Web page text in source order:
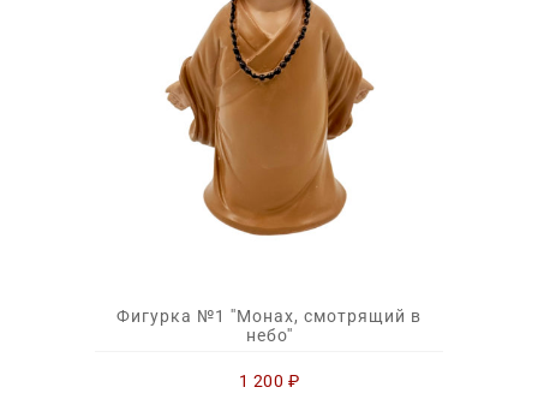
Фигурка №1 ''Монах, смотрящий в
небо''
1 200 ₽